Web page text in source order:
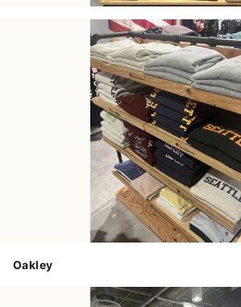
Oakley